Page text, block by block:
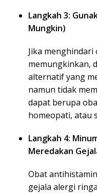
Langkah 3:
Mungkin)
Jika
memungkinkan,
alternatif yang
namun tidak
dapat berupa
homeopati, atau
Langkah 4:
Meredakan
Obat
gejala alergi